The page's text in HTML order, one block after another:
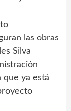
las obras
Silva
que ya está